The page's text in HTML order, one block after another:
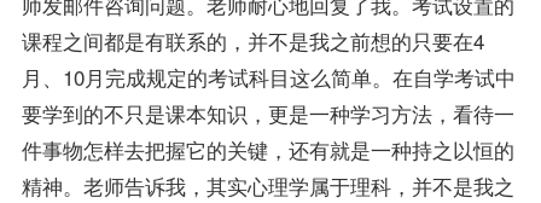
课程之间都是有联系的，并不是我之前想的只要在4
月、10月完成规定的考试科目这么简单。在自学考试中
要学到的不只是课本知识，更是一种学习方法，看待一
件事物怎样去把握它的关键，还有就是一种持之以恒的
精神。老师告诉我，其实心理学属于理科，并不是我之